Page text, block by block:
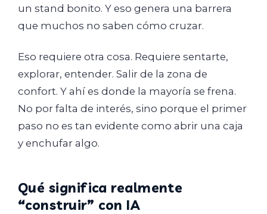
un stand bonito. Y eso genera una barrera
que muchos no saben cómo cruzar.
Eso requiere otra cosa. Requiere sentarte,
explorar, entender. Salir de la zona de
confort. Y ahí es donde la mayoría se frena.
No por falta de interés, sino porque el primer
paso no es tan evidente como abrir una caja
y enchufar algo.
Qué significa realmente
“construir” con IA